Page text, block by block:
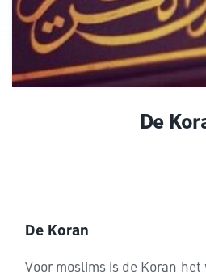
De
De Koran
Voor moslims is de Koran